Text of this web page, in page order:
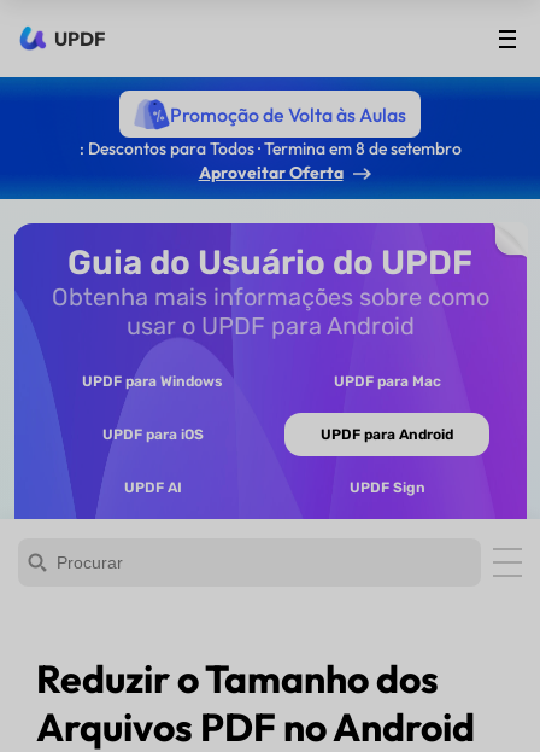
UPDF
Promoção de Volta às Aulas
: Descontos para Todos · Termina em 8 de setembro
Aproveitar Oferta
Guia do Usuário do UPDF
Obtenha mais informações sobre como
usar o UPDF para Android
UPDF para Windows UPDF para Mac
UPDF para iOS UPDF para Android
UPDF AI UPDF Sign
Reduzir o Tamanho dos
Arquivos PDF no Android